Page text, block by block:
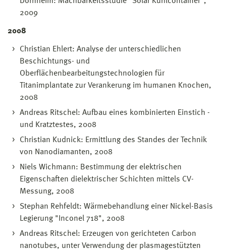
2009
2008
Christian Ehlert: Analyse der unterschiedlichen
Beschichtungs- und
Oberflächenbearbeitungstechnologien für
Titanimplantate zur Verankerung im humanen Knochen,
2008
Andreas Ritschel: Aufbau eines kombinierten Einstich -
und Kratztestes, 2008
Christian Kudnick: Ermittlung des Standes der Technik
von Nanodiamanten, 2008
Niels Wichmann: Bestimmung der elektrischen
Eigenschaften dielektrischer Schichten mittels CV-
Messung, 2008
Stephan Rehfeldt: Wärmebehandlung einer Nickel-Basis
Legierung "Inconel 718", 2008
Andreas Ritschel: Erzeugen von gerichteten Carbon
nanotubes, unter Verwendung der plasmagestützten